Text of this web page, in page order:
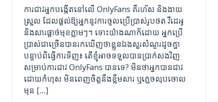
ការជាវអ្នកបង្កើតនៅលើ OnlyFans គឺរហ័ស និងងាយ
ស្រួល ដែលផ្តល់ឱ្យអ្នកនូវការចូលប្រើប្រាស់រូបថត វីដេអូ
និងសារផ្តាច់មុខភ្លាមៗ។ ទោះយ៉ាងណាក៏ដោយ អ្នកប្រើ
ប្រាស់ជាច្រើនបានរកឃើញថាខ្លួនឯងសួរសំណួរដូចគ្នា
បន្ទាប់ពីធ្វើការទិញ៖ តើខ្ញុំអាចទទួលបានប្រាក់សងវិញ
សម្រាប់ការជាវ OnlyFans បានទេ? មិនថាអ្នកបានជាវ
ដោយកំហុស មិនពេញចិត្តនឹងខ្លឹមសារ ឬភ្លេចលុបចោល
មុន […]